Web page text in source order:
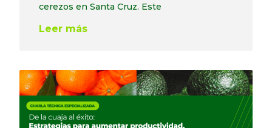
cerezos en Santa Cruz. Este
Leer más